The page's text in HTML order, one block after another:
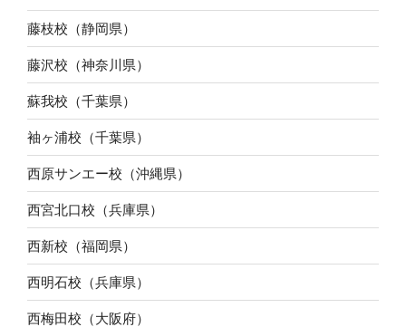
藤枝校（静岡県）
藤沢校（神奈川県）
蘇我校（千葉県）
袖ヶ浦校（千葉県）
西原サンエー校（沖縄県）
西宮北口校（兵庫県）
西新校（福岡県）
西明石校（兵庫県）
西梅田校（大阪府）